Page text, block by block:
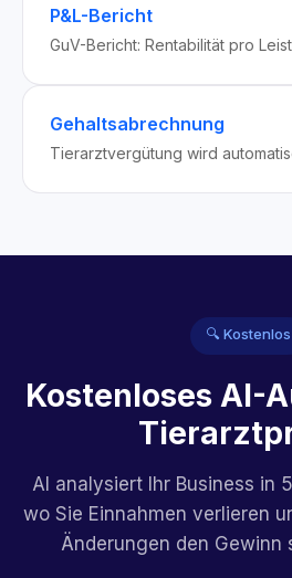
P&L-Bericht
GuV-Bericht: Rentabilität pro
Gehaltsabrechnung
Tierarztvergütung wird
🔍 Kostenlos
Kostenloses AI-
AI analysiert Ihr Business in
wo Sie Einnahmen verlieren
Änderungen den Gewinn